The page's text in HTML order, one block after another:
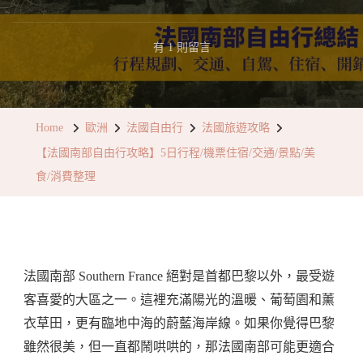
在
〈【法
5
日
行
程/
有 1 則留言
Home 歐洲 法國自由行 法國旅遊攻略
【法國南部自由行攻略】5日行程/機票住宿/交通/景點/美
食/消費整理
法國南部 Southern France 絕對是首都巴黎以外，最受遊
客喜愛的大區之一。這裡充滿陽光的溫暖、葡萄園和薰
衣草田，更有臨地中海的蔚藍海岸線。如果你覺得巴黎
雖然很美，但一直都鬧哄哄的，那法國南部可能更適合